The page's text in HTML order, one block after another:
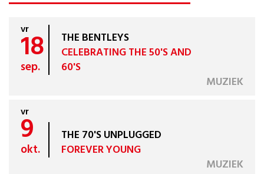
vr
18
sep.
THE BENTLEYS
CELEBRATING THE 50'S AND
60'S
MUZIEK
vr
9
okt.
THE 70'S UNPLUGGED
FOREVER YOUNG
MUZIEK